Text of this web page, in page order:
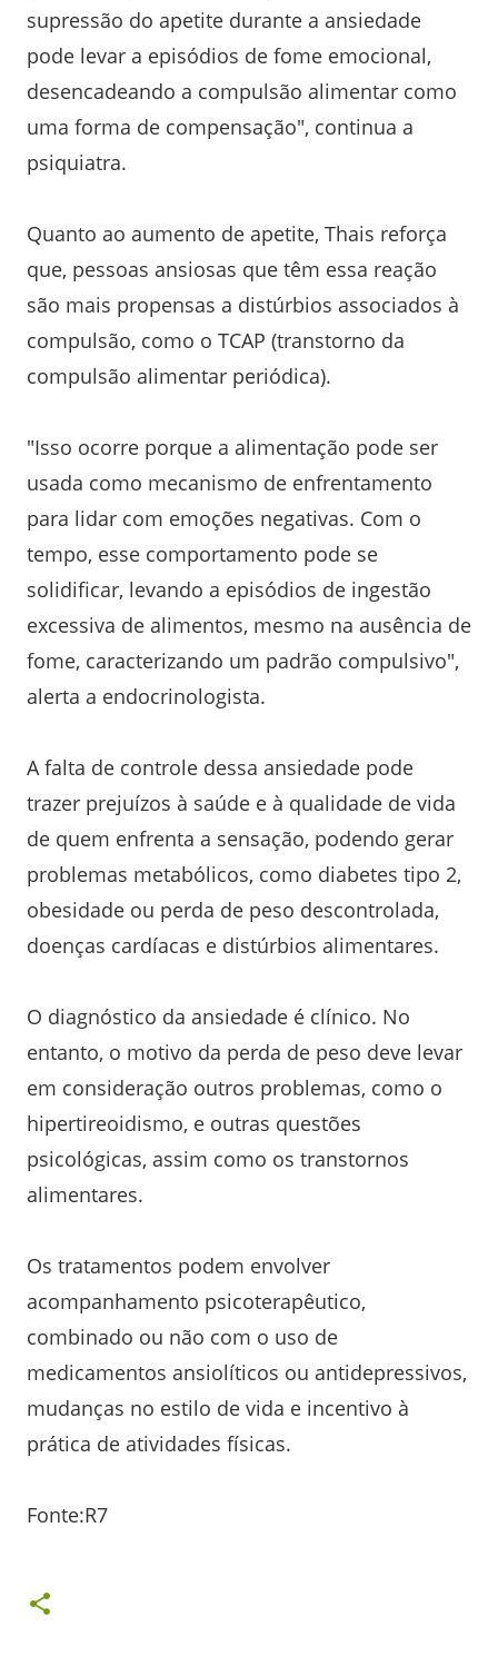
supressão do apetite durante a ansiedade
pode levar a episódios de fome emocional,
desencadeando a compulsão alimentar como
uma forma de compensação", continua a
psiquiatra.
Quanto ao aumento de apetite, Thais reforça
que, pessoas ansiosas que têm essa reação
são mais propensas a distúrbios associados à
compulsão, como o TCAP (transtorno da
compulsão alimentar periódica).
"Isso ocorre porque a alimentação pode ser
usada como mecanismo de enfrentamento
para lidar com emoções negativas. Com o
tempo, esse comportamento pode se
solidificar, levando a episódios de ingestão
excessiva de alimentos, mesmo na ausência de
fome, caracterizando um padrão compulsivo",
alerta a endocrinologista.
A falta de controle dessa ansiedade pode
trazer prejuízos à saúde e à qualidade de vida
de quem enfrenta a sensação, podendo gerar
problemas metabólicos, como diabetes tipo 2,
obesidade ou perda de peso descontrolada,
doenças cardíacas e distúrbios alimentares.
O diagnóstico da ansiedade é clínico. No
entanto, o motivo da perda de peso deve levar
em consideração outros problemas, como o
hipertireoidismo, e outras questões
psicológicas, assim como os transtornos
alimentares.
Os tratamentos podem envolver
acompanhamento psicoterapêutico,
combinado ou não com o uso de
medicamentos ansiolíticos ou antidepressivos,
mudanças no estilo de vida e incentivo à
prática de atividades físicas.
Fonte:R7